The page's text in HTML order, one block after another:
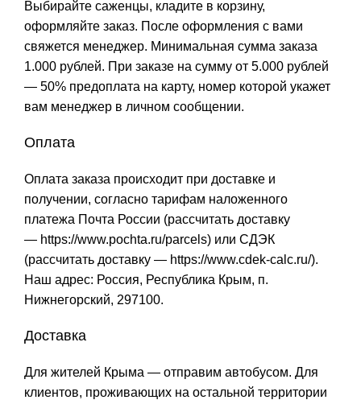
Выбирайте саженцы, кладите в корзину,
оформляйте заказ. После оформления с вами
свяжется менеджер. Минимальная сумма заказа
1.000 рублей. При заказе на сумму от 5.000 рублей
— 50% предоплата на карту, номер которой укажет
вам менеджер в личном сообщении.
Оплата
Оплата заказа происходит при доставке и
получении, согласно тарифам наложенного
платежа Почта России (рассчитать доставку
— https://www.pochta.ru/parcels) или СДЭК
(рассчитать доставку — https://www.cdek-calc.ru/).
Наш адрес: Россия, Республика Крым, п.
Нижнегорский, 297100.
Доставка
Для жителей Крыма — отправим автобусом. Для
клиентов, проживающих на остальной территории